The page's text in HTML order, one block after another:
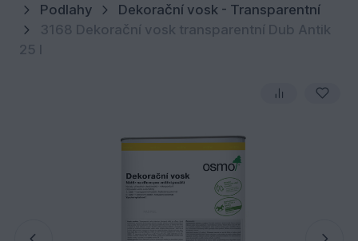
Podlahy
Dekorační vosk - Transparentní
3168 Dekorační vosk transparentní Dub Antik
25 l